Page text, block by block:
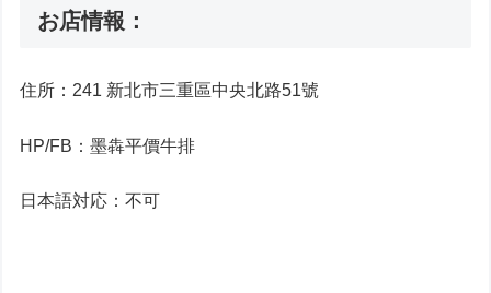
お店情報：
住所：241 新北市三重區中央北路51號
HP/FB：墨犇平價牛排
日本語対応：不可